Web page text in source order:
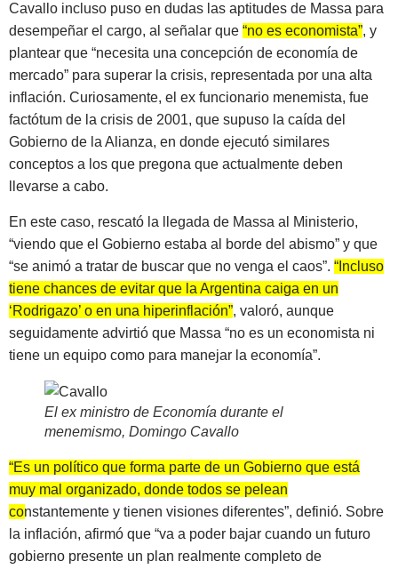
Cavallo incluso puso en dudas las aptitudes de Massa para
desempeñar el cargo, al señalar que “no es economista”, y
plantear que “necesita una concepción de economía de
mercado” para superar la crisis, representada por una alta
inflación. Curiosamente, el ex funcionario menemista, fue
factótum de la crisis de 2001, que supuso la caída del
Gobierno de la Alianza, en donde ejecutó similares
conceptos a los que pregona que actualmente deben
llevarse a cabo.
En este caso, rescató la llegada de Massa al Ministerio,
“viendo que el Gobierno estaba al borde del abismo” y que
“se animó a tratar de buscar que no venga el caos”. “Incluso
tiene chances de evitar que la Argentina caiga en un
‘Rodrigazo’ o en una hiperinflación”, valoró, aunque
seguidamente advirtió que Massa “no es un economista ni
tiene un equipo como para manejar la economía”.
El ex ministro de Economía durante el
menemismo, Domingo Cavallo
“Es un político que forma parte de un Gobierno que está
muy mal organizado, donde todos se pelean
constantemente y tienen visiones diferentes”, definió. Sobre
la inflación, afirmó que “va a poder bajar cuando un futuro
gobierno presente un plan realmente completo de